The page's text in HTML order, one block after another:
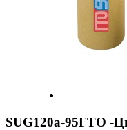
SUG120a-95ГТО -